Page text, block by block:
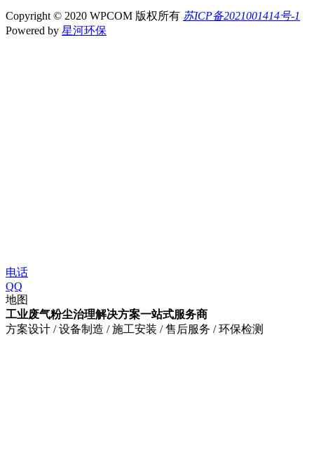
Copyright © 2020 WPCOM 版权所有 苏ICP备2021001414号-1
Powered by 星河环保
电话
QQ
地图
工业废气粉尘治理解决方案一站式服务商
方案设计 / 设备制造 / 施工安装 / 售后服务 / 环保检测